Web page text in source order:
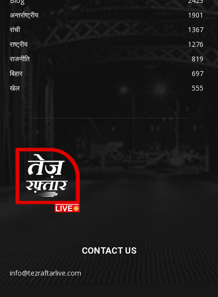
अन्तर्राष्ट्रीय
1901
रांची
1367
राष्ट्रीय
1276
राजनीति
819
बिहार
697
खेल
555
CONTACT US
info@tezraftarlive.com